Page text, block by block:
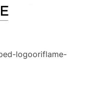
logooriflame-